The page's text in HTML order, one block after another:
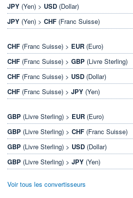
JPY (Yen) > USD (Dollar)
JPY (Yen) > CHF (Franc Suisse)
CHF (Franc Suisse) > EUR (Euro)
CHF (Franc Suisse) > GBP (Livre Sterling)
CHF (Franc Suisse) > USD (Dollar)
CHF (Franc Suisse) > JPY (Yen)
GBP (Livre Sterling) > EUR (Euro)
GBP (Livre Sterling) > CHF (Franc Suisse)
GBP (Livre Sterling) > USD (Dollar)
GBP (Livre Sterling) > JPY (Yen)
Voir tous les convertisseurs